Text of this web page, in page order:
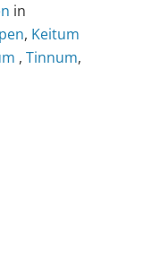
in
, Keitum
, Tinnum,